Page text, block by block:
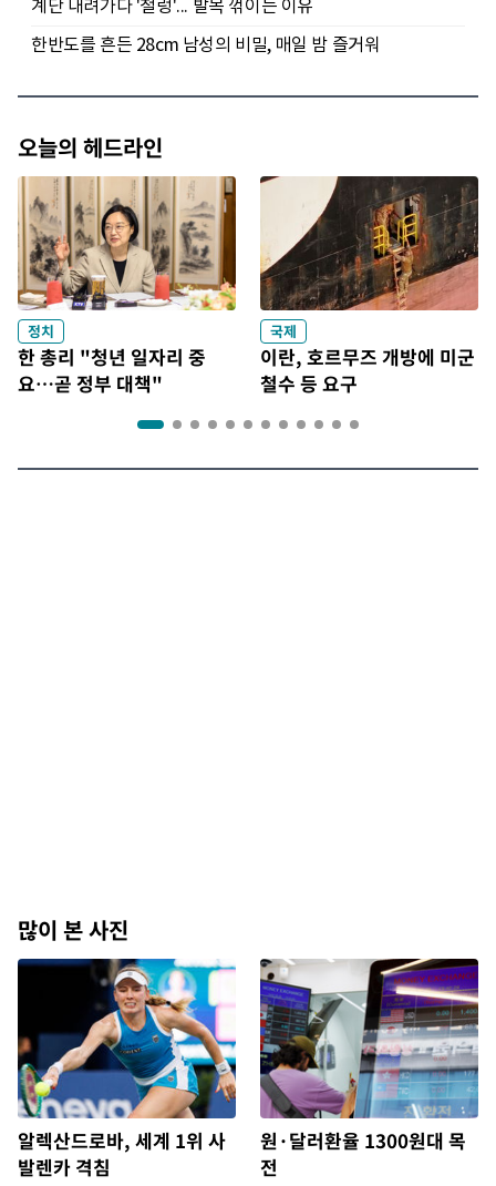
오늘의 헤드라인
정치
한 총리 "청년 일자리 중
요…곧 정부 대책"
국제
이란, 호르무즈 개방에 미군
철수 등 요구
많이 본 사진
알렉산드로바, 세계 1위 사
발렌카 격침
원·달러환율 1300원대 목
전